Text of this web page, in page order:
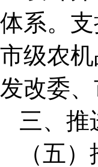
体系。
市级农
发改委
三、推
（五